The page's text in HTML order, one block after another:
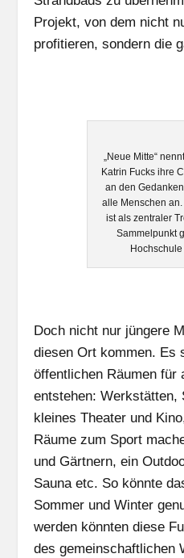
Projekt, von dem nicht
profitieren, sondern die
„Neue Mitte“
Katrin Fucks ihre
an den
alle Menschen
ist als zentraler
Sammelpunkt
Doch nicht nur jüngere
diesen Ort kommen. Es
öffentlichen Räumen für
entstehen: Werkstätten,
kleines Theater und
Räume zum Sport
und Gärtnern, ein
Sauna etc. So könnte
Sommer und Winter
werden könnten diese
des gemeinschaftlichen